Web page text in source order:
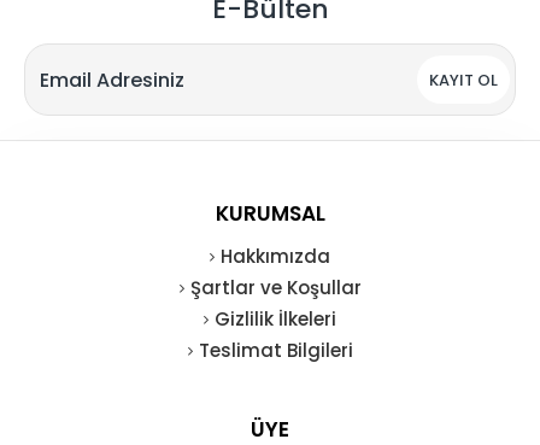
E-Bülten
KAYIT OL
KURUMSAL
Hakkımızda
Şartlar ve Koşullar
Gizlilik İlkeleri
Teslimat Bilgileri
ÜYE